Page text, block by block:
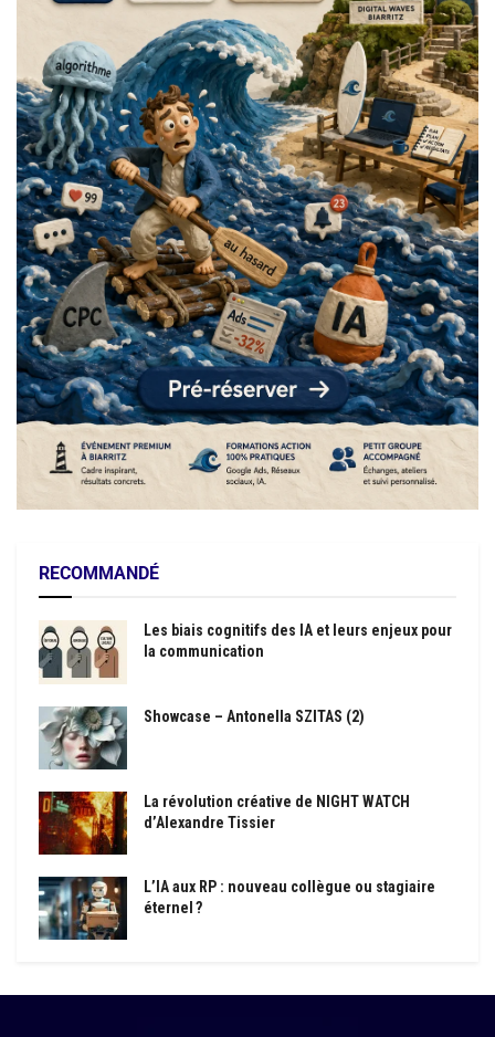
RECOMMANDÉ
Les biais cognitifs des IA et leurs enjeux pour
la communication
Showcase – Antonella SZITAS (2)
La révolution créative de NIGHT WATCH
d’Alexandre Tissier
L’IA aux RP : nouveau collègue ou stagiaire
éternel ?